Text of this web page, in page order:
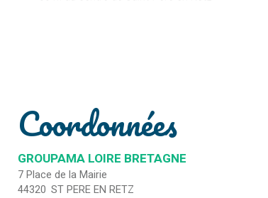
Coordonnées
GROUPAMA LOIRE BRETAGNE
7 Place de la Mairie
44320 ST PERE EN RETZ